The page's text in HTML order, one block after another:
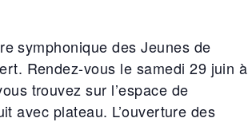
symphonique des Jeunes de
Rendez-vous le samedi 29 juin à
trouvez sur l’espace de
avec plateau. L’ouverture des